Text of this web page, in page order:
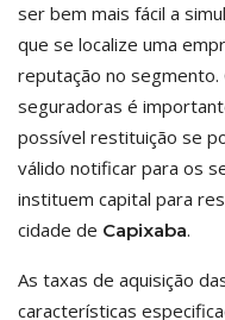
ser bem mais fácil a
que se localize uma
reputação no
seguradoras é
possível restituição se
válido notificar para os
instituem capital para
cidade de Capixaba.
As taxas de aquisição
características